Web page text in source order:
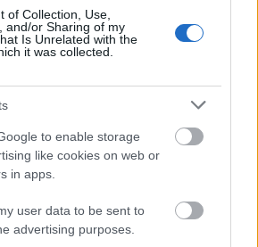
of Collection, Use,
and/or Sharing of my
Is Unrelated with the
it was collected.
to enable storage
like cookies on web or
in apps.
user data to be sent to
advertising purposes.
esetében viszont van egy kis
távhőszolgáltatás ugyanis ún.
azaz egy-egy településen
működik, amely az egész
Itt tehát nincs lehetőség
szétválasztására.
100 távhőszolgáltató működik
rendszerben, megannyi
tehát nagyjából fizikailag is
arról, hogy a távhőszolgáltatók
azaz